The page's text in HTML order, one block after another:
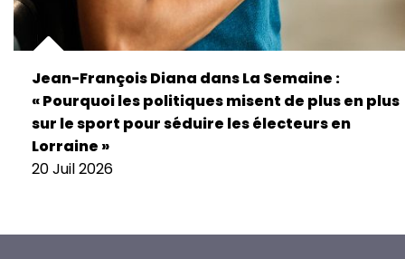
Jean-François Diana dans La Semaine :
« Pourquoi les politiques misent de plus en plus
sur le sport pour séduire les électeurs en
Lorraine »
20 Juil 2026